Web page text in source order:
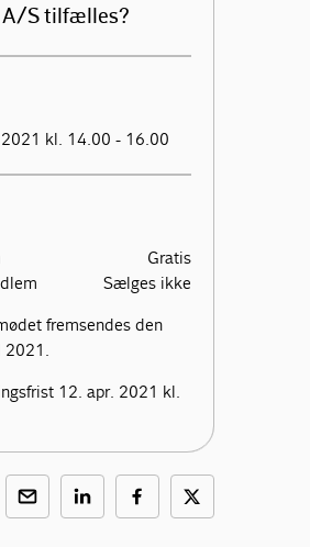
A/S tilfælles?
kl. 14.00 - 16.00
Gratis
Sælges ikke
fremsendes den
2021.
12. apr. 2021 kl.